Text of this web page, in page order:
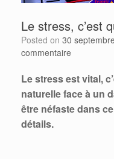
Le stress, c’est
Posted on 30
commentaire
Le stress est vital,
naturelle face à un
être néfaste dans
détails.